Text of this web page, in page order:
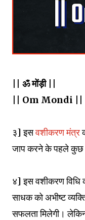
|| ॐ मोंड़ी ||
|| Om Mondi ||
३] इसवशीकरण मंत्र
जाप करने के पहले कुछ
४] इस वशीकरण विधि
साधक को अभीष्ट
सफलता मिलेगी।